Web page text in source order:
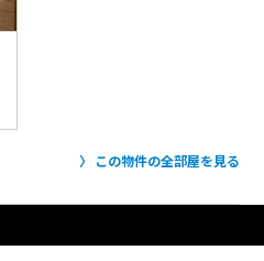
この物件の全部屋を見る